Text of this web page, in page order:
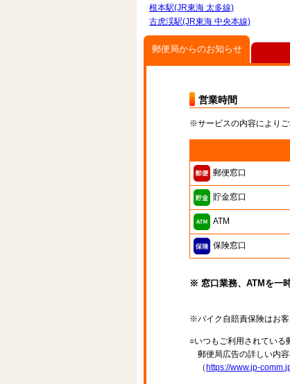
根本駅(JR東海 太多線)
古虎渓駅(JR東海 中央本線)
郵便局からのお知らせ
営業時間
※サービスの内容によりご
郵便窓口
貯金窓口
ATM
保険窓口
※ 窓口業務、ATMを一
※バイク自賠責保険はお客
○いつもご利用されている
郵便局広告の詳しい内容
（ https://www.jp-